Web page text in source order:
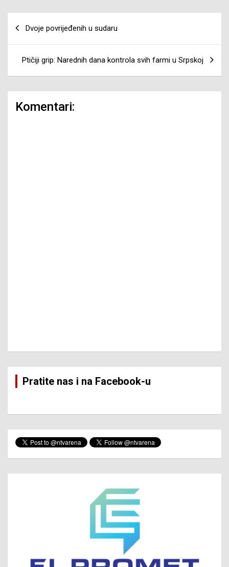
članaka
Dvoje povrijeđenih u sudaru
Ptičiji grip: Narednih dana kontrola svih farmi u Srpskoj
Komentari:
Pratite nas i na Facebook-u